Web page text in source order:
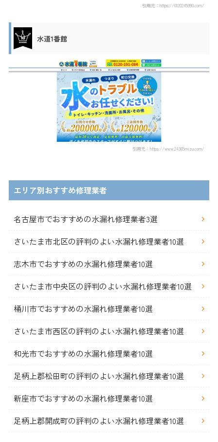
引用元：https://0120245990.com/
水道1番館
引用元：https://www.24365mizu.com/
エリア別おすすめ修理業者
名古屋市でおすすめの水漏れ修理業者3選
さいたま市北区の評判のよい水漏れ修理業者10選
志木市でおすすめの水漏れ修理業者10選
さいたま市中央区の評判のよい水漏れ修理業者10選
桶川市でおすすめの水漏れ修理業者10選
さいたま市西区の評判のよい水漏れ修理業者10選
和光市でおすすめの水漏れ修理業者10選
足柄上郡松田町の評判のよい水漏れ修理業者10選
新座市でおすすめの水漏れ修理業者10選
足柄上郡開成町の評判のよい水漏れ修理業者10選